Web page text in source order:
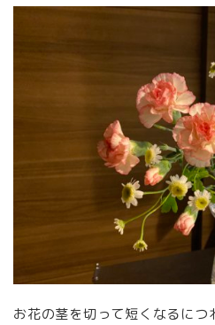
お花の茎を切って短くなるに